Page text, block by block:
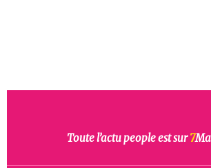
Toute l’actu people est sur7